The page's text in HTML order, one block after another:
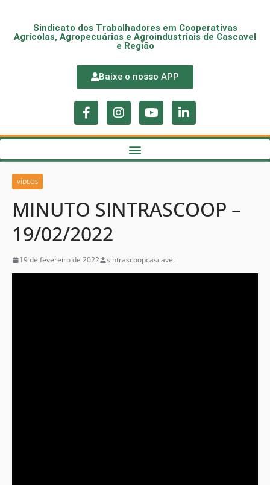
Sindicato dos Trabalhadores em Cooperativas
Agrícolas, Agropecuárias e Agroindustriais de Cascavel
e Região
Baixe o nosso APP
VÍDEOS
MINUTO SINTRASCOOP –
19/02/2022
19 de fevereiro de 2022 sintrascoopcascavel